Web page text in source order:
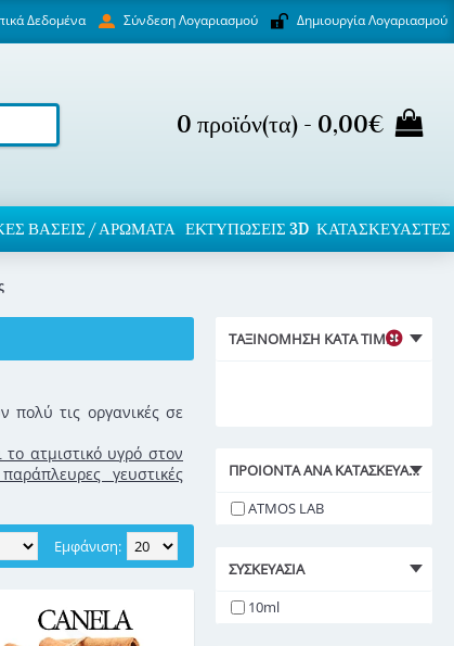
Δεδομένα Σύνδεση Λογαριασμού Δημιουργία Λογαριασμού
0 προϊόν(τα) - 0,00€
ΒΆΣΕΙΣ / ΑΡΏΜΑΤΑ ΕΚΤΥΠΏΣΕΙΣ 3D ΚΑΤΑΣΚΕΥΑΣΤΕΣ
ΤΑΞΙΝΌΜΗΣΗ ΚΑΤΆ ΤΙΜΉ
ΠΡΟΙΌΝΤΑ ΑΝΑ ΚΑΤΑΣΚΕΥΑΣΤΉ
ATMOS LAB
ΣΥΣΚΕΥΑΣΊΑ
10ml
πολύ τις οργανικές σε
ατμιστικό υγρό στον
γευστικές
Εμφάνιση: